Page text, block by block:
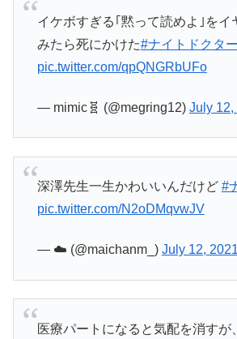
イケボすぎる｢黙って読めよ｣をイ
みたら死にかけた#ナイトドクター
pic.twitter.com/qpQNGRbUFo
— mimic🧬 (@megring12) July 12,
深澤先生一生かわいいんだけど #
pic.twitter.com/N2oDMqvwJV
— ☁️ (@maichanm_) July 12,
医療パートになると気配を消すが